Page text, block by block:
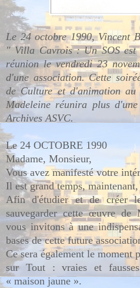
Le 24 octobre 1990, Vincent
" Villa Cavrois : Un SOS
réunion le vendredi 23
d'une association. Cette
de Culture et d'animation
Madeleine réunira plus
Archives ASVC.
Le 24 OCTOBRE 1990
Madame, Monsieur,
Vous avez manifesté votre
Il est grand temps,
Afin d'étudier et de créer
sauvegarder cette œuvre de
vous invitons à une
bases de cette future
Ce sera également le
sur Tout : vraies et
« maison jaune ».